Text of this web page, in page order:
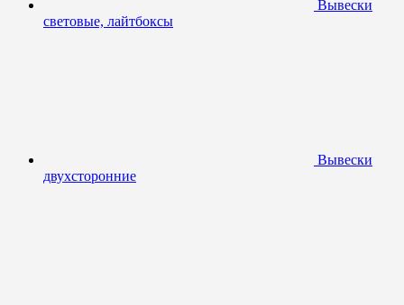
Вывески
световые, лайтбоксы
Вывески
двухсторонние